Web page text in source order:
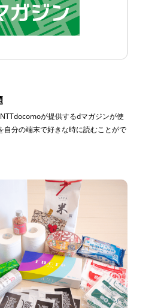
が提供するdマガジンが使
自分の端末で好きな時に読むことがで